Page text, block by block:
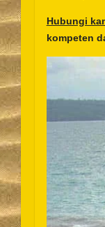
Hubungi
kompeten